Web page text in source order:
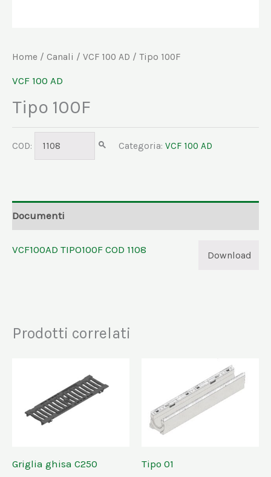
Home / Canali / VCF 100 AD / Tipo 100F
VCF 100 AD
Tipo 100F
COD: 1108 Categoria: VCF 100 AD
Documenti
VCF100AD TIPO100F COD 1108 Download
Prodotti correlati
Griglia ghisa C250 Tipo 01